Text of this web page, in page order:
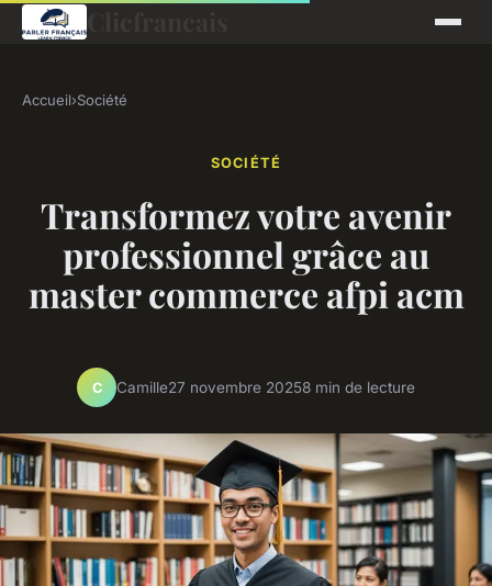
Clicfrancais
Accueil›Société
SOCIÉTÉ
Transformez votre avenir
professionnel grâce au
master commerce afpi acm
C Camille27 novembre 20258 min de lecture